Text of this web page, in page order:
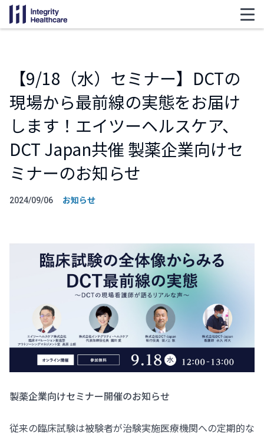
【9/18（水）セミナー】DCTの
現場から最前線の実態をお届け
します！エイツーヘルスケア、
DCT Japan共催 製薬企業向けセ
ミナーのお知らせ
2024/09/06 お知らせ
製薬企業向けセミナー開催のお知らせ
従来の臨床試験は被験者が治験実施医療機関への定期的な